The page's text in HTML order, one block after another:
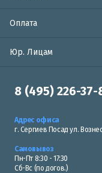
Оплата
Юр. Лицам
8 (495) 226-37-
Адрес офиса
г. Сергиев Посад ул.
Самовывоз
Пн-Пт 8:30 - 17:30
Сб-Вс (по догов.)